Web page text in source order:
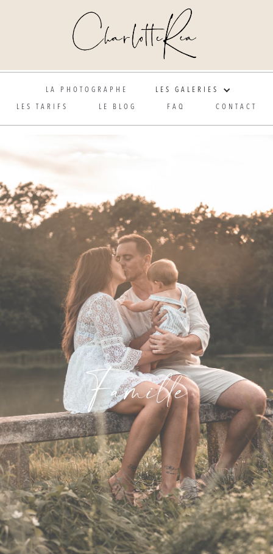
LA PHOTOGRAPHE LES GALERIES
LES TARIFS LE BLOG FAQ CONTACT
Famille